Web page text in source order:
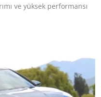
ve yüksek performansı